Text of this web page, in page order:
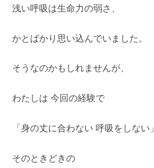
浅い呼吸は生命力の弱さ、
かとばかり思い込んでいました。
そうなのかもしれませんが、
わたしは 今回の経験で
「身の丈に合わない 呼吸をしない」
そのときどきの